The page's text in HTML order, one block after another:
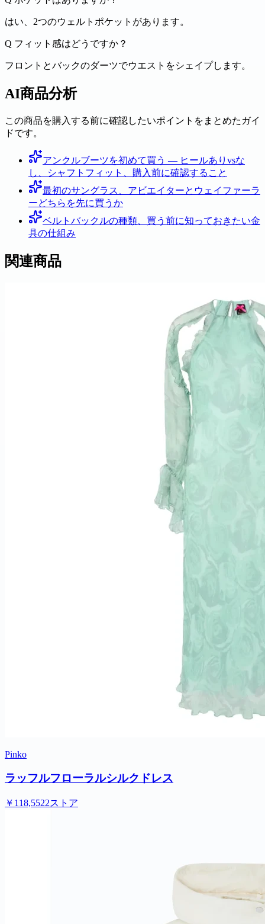
はい、2つのウェルトポケットがあります。
Q フィット感はどうですか？
フロントとバックのダーツでウエストをシェイプします。
AI商品分析
この商品を購入する前に確認したいポイントをまとめたガイ
ドです。
アンクルブーツを初めて買う — ヒールありvsな
し、シャフトフィット、購入前に確認すること
最初のサングラス、アビエイターとウェイファーラ
ーどちらを先に買うか
ベルトバックルの種類、買う前に知っておきたい金
具の仕組み
関連商品
Pinko
ラッフルフローラルシルクドレス
￥118,5522ストア